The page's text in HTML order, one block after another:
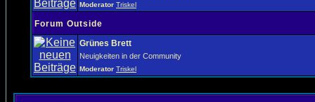
Moderator Triskel
Forum Outside
Grünes Brett
Neuigkeiten in der Community
Moderator Triskel